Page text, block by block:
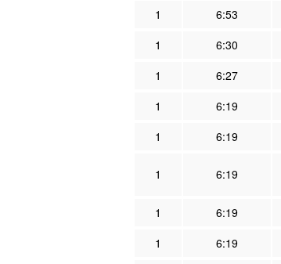
1
6:53
1
6:30
1
6:27
1
6:19
1
6:19
1 6:19
1
6:19
1
6:19